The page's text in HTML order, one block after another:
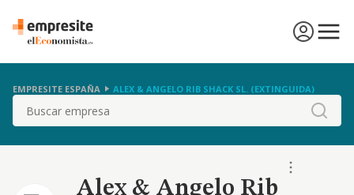
EMPRESITE ESPAÑA ALEX & ANGELO RIB SHACK SL. (EXTINGUIDA)
Buscar
Alex & Angelo Rib